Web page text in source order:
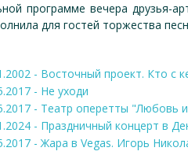
программе вечера друзья-
для гостей торжества
- Восточный проект. Кто с
- Не уходи
- Театр оперетты "Любовь
- Праздничный концерт в
- Жара в Vegas. Игорь